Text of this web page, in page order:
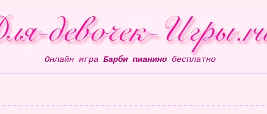
Онлайн игра Барби пианинобесплатно